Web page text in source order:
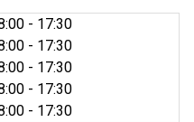
- 17:30
- 17:30
- 17:30
- 17:30
- 17:30